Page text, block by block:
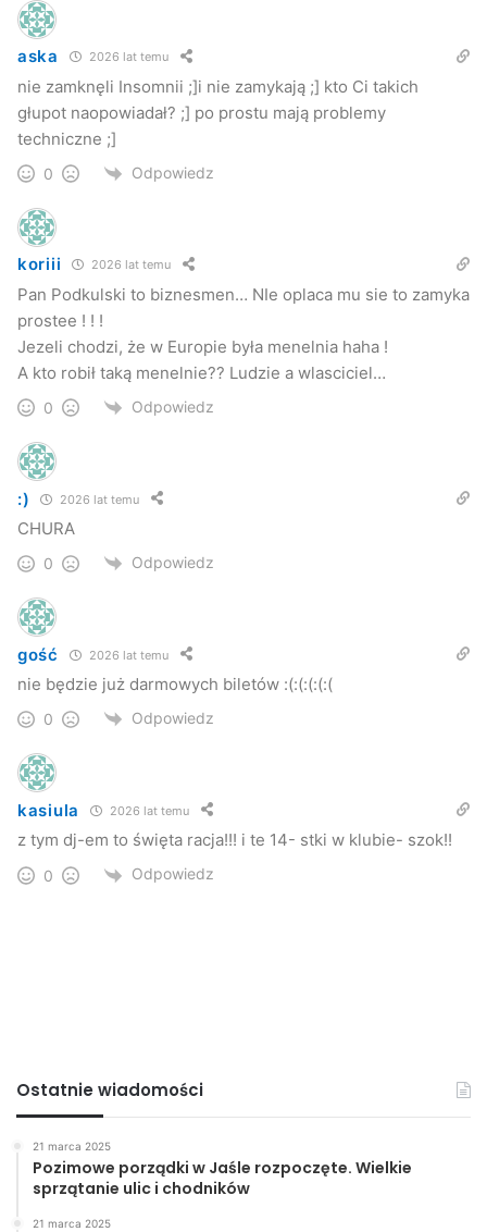
aska 2026 lat temu
nie zamknęli Insomnii ;]i nie zamykają ;] kto Ci takich
głupot naopowiadał? ;] po prostu mają problemy
techniczne ;]
0 Odpowiedz
koriii 2026 lat temu
Pan Podkulski to biznesmen… NIe oplaca mu sie to zamyka
prostee ! ! !
Jezeli chodzi, że w Europie była menelnia haha !
A kto robił taką menelnie?? Ludzie a wlasciciel…
0 Odpowiedz
:) 2026 lat temu
CHURA
0 Odpowiedz
gość 2026 lat temu
nie będzie już darmowych biletów :(:(:(:(:(
0 Odpowiedz
kasiula 2026 lat temu
z tym dj-em to święta racja!!! i te 14- stki w klubie- szok!!
0 Odpowiedz
Ostatnie wiadomości
21 marca 2025
Pozimowe porządki w Jaśle rozpoczęte. Wielkie
sprzątanie ulic i chodników
21 marca 2025